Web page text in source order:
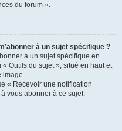
du forum ».
à un sujet spécifique ?
à un sujet spécifique en
Outils du sujet », situé en haut et
image.
« Recevoir une notification
vous abonner à ce sujet.